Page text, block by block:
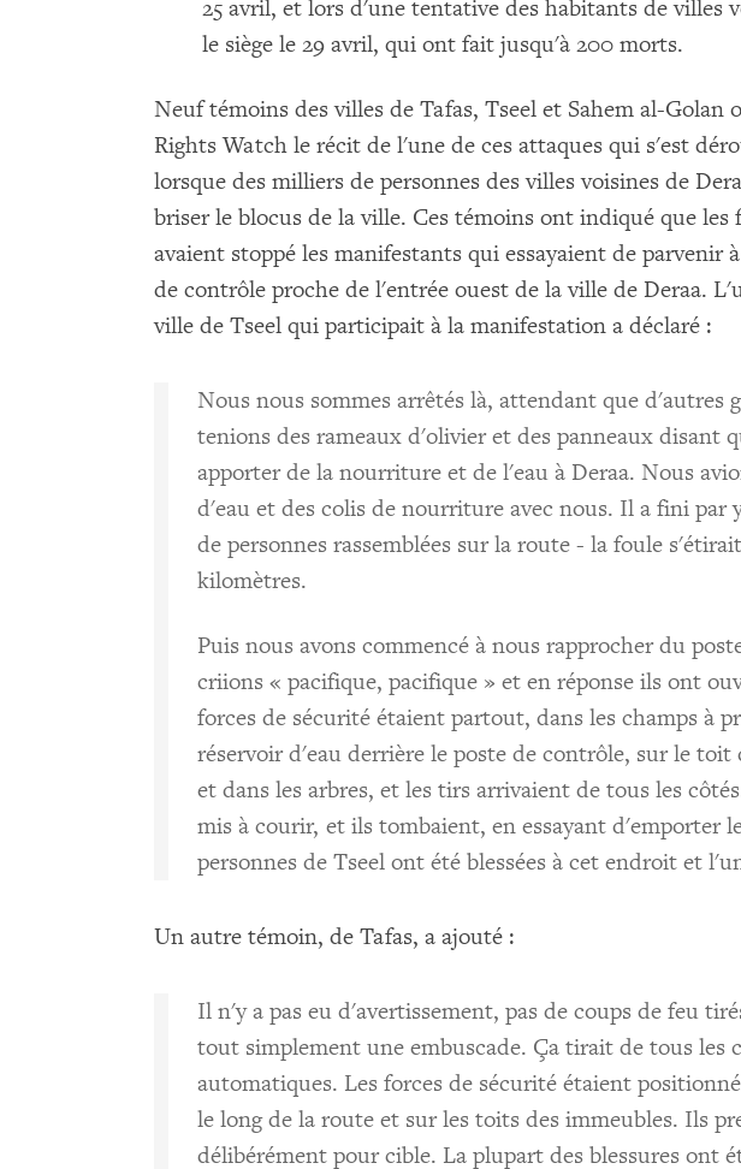
25 avril, et lors d'une tentative des habitants de villes
le siège le 29 avril, qui ont fait jusqu'à 200 morts.
Neuf témoins des villes de Tafas, Tseel et Sahem al-Golan
Rights Watch le récit de l'une de ces attaques qui s'est
lorsque des milliers de personnes des villes voisines de
briser le blocus de la ville. Ces témoins ont indiqué que les
avaient stoppé les manifestants qui essayaient de parvenir
de contrôle proche de l'entrée ouest de la ville de Deraa.
ville de Tseel qui participait à la manifestation a déclaré :
Nous nous sommes arrêtés là, attendant que d'autres
tenions des rameaux d'olivier et des panneaux disant
apporter de la nourriture et de l'eau à Deraa. Nous
d'eau et des colis de nourriture avec nous. Il a fini par
de personnes rassemblées sur la route - la foule
kilomètres.
Puis nous avons commencé à nous rapprocher du
criions « pacifique, pacifique » et en réponse ils ont
forces de sécurité étaient partout, dans les champs à
réservoir d'eau derrière le poste de contrôle, sur le toit
et dans les arbres, et les tirs arrivaient de tous les
mis à courir, et ils tombaient, en essayant d'emporter
personnes de Tseel ont été blessées à cet endroit et
Un autre témoin, de Tafas, a ajouté :
Il n'y a pas eu d'avertissement, pas de coups de feu
tout simplement une embuscade. Ça tirait de tous les
automatiques. Les forces de sécurité étaient
le long de la route et sur les toits des immeubles. Ils
délibérément pour cible. La plupart des blessures ont